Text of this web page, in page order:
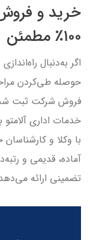
خرید و
۱۰۰٪ مطمئن
اگر به‌دنبال
حوصله طی‌کردن
فروش شرکت ثبت
خدمات اداری
با وکلا و
آماده، قدیمی و
تضمینی ارائه